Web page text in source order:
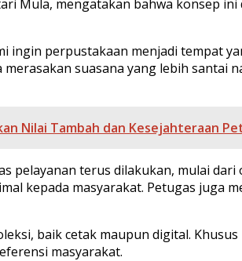
Mula, mengatakan bahwa konsep
ingin perpustakaan menjadi tempat
suasana yang lebih
Nilai Tambah dan Kesejahteraan
pelayanan terus dilakukan, mulai
kepada masyarakat. Petugas juga
baik cetak maupun digital.
masyarakat.